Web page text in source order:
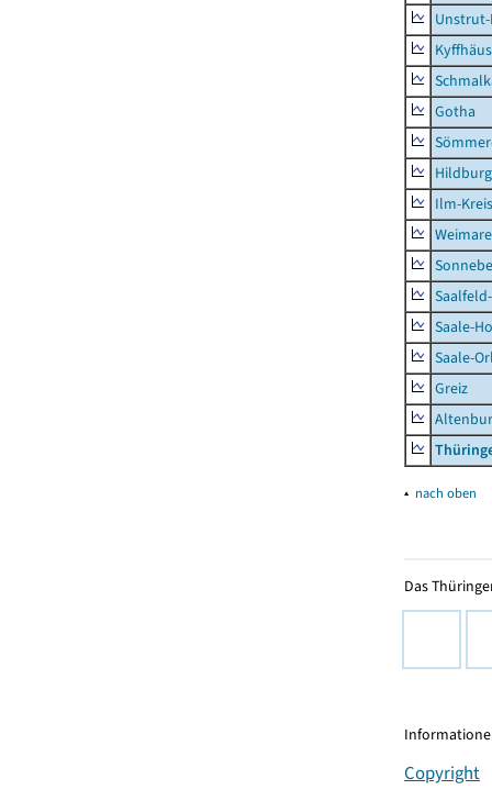
Gotha
Ilm-Kreis
Saale-
Saale-
Greiz
▴ nach oben
Das
Copyright